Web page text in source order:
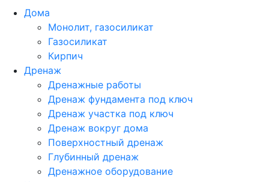
Дома
Монолит, газосиликат
Газосиликат
Кирпич
Дренаж
Дренажные работы
Дренаж фундамента под ключ
Дренаж участка под ключ
Дренаж вокруг дома
Поверхностный дренаж
Глубинный дренаж
Дренажное оборудование